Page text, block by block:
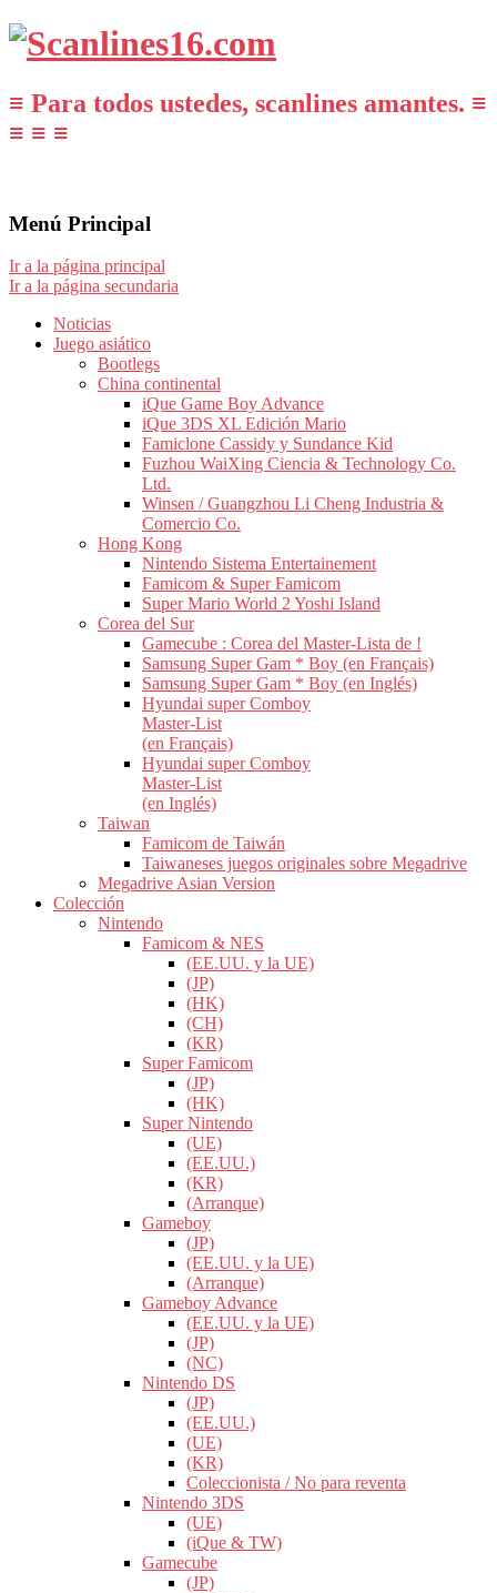
≡ Para todos ustedes, scanlines amantes. ≡
≡ ≡ ≡
Menú Principal
Ir a la página principal
Ir a la página secundaria
Noticias
Juego asiático
Bootlegs
China continental
iQue Game Boy Advance
iQue 3DS XL Edición Mario
Famiclone Cassidy y Sundance Kid
Fuzhou WaiXing Ciencia & Technology Co.
Ltd.
Winsen / Guangzhou Li Cheng Industria &
Comercio Co.
Hong Kong
Nintendo Sistema Entertainement
Famicom & Super Famicom
Super Mario World 2 Yoshi Island
Corea del Sur
Gamecube : Corea del Master-Lista de !
Samsung Super Gam * Boy (en Français)
Samsung Super Gam * Boy (en Inglés)
Hyundai super Comboy
Master-List
(en Français)
Hyundai super Comboy
Master-List
(en Inglés)
Taiwan
Famicom de Taiwán
Taiwaneses juegos originales sobre Megadrive
Megadrive Asian Version
Colección
Nintendo
Famicom & NES
(EE.UU. y la UE)
(JP)
(HK)
(CH)
(KR)
Super Famicom
(JP)
(HK)
Super Nintendo
(UE)
(EE.UU.)
(KR)
(Arranque)
Gameboy
(JP)
(EE.UU. y la UE)
(Arranque)
Gameboy Advance
(EE.UU. y la UE)
(JP)
(NC)
Nintendo DS
(JP)
(EE.UU.)
(UE)
(KR)
Coleccionista / No para reventa
Nintendo 3DS
(UE)
(iQue & TW)
Gamecube
(JP)